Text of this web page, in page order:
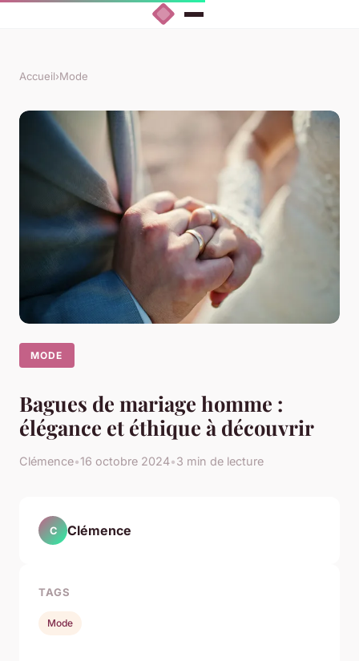
Accueil›Mode
MODE
Bagues de mariage homme :
élégance et éthique à découvrir
Clémence•16 octobre 2024•3 min de lecture
C Clémence
TAGS
Mode